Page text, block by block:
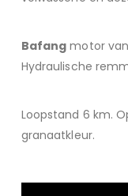
Bafang motor van
Hydraulische
Loopstand 6 km.
granaatkleur.